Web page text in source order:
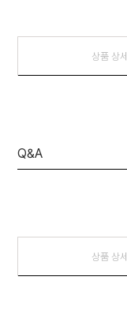
상품 상
Q&A
상품 상